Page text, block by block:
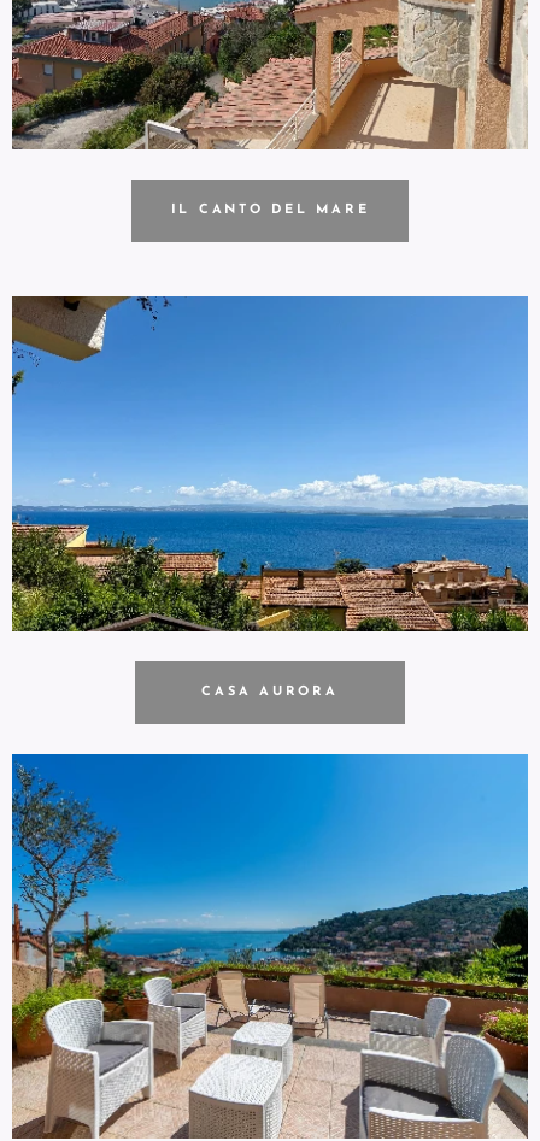
IL CANTO DEL MARE
CASA AURORA